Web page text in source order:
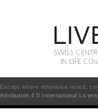
Except where otherwise noted,
Attribution 4.0 International